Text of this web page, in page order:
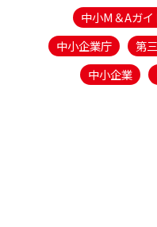
中小M＆Aガイ
中小企業庁
第
中小企業